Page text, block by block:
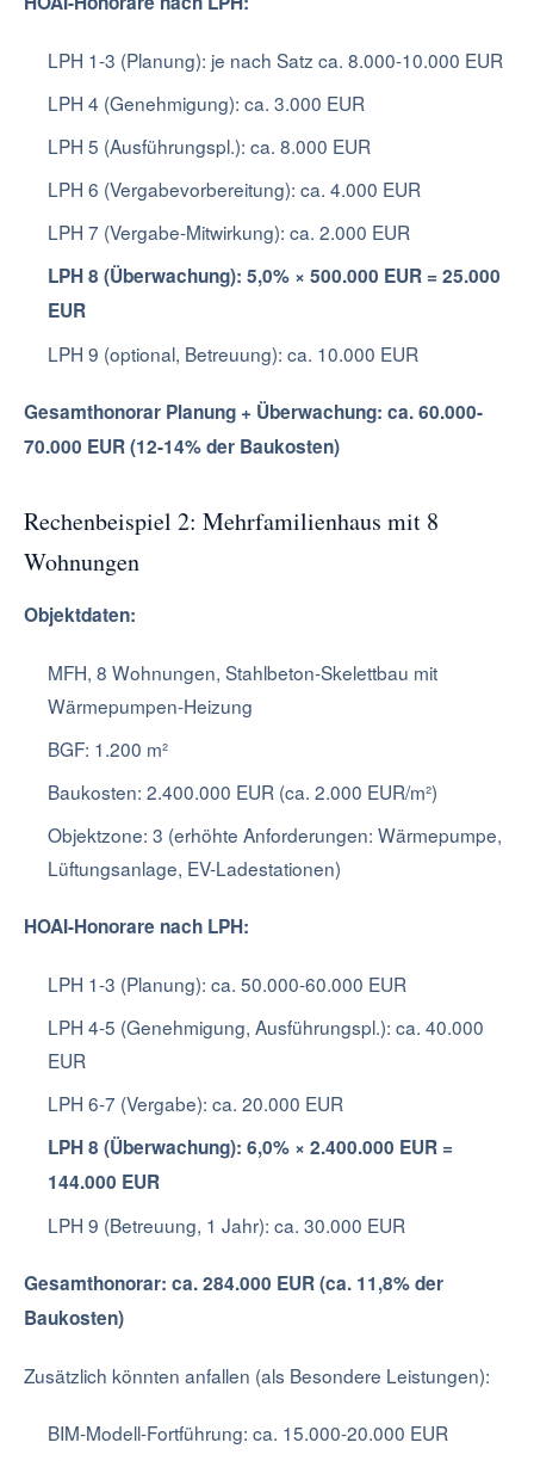
LPH 1-3 (Planung): je nach Satz ca. 8.000-10.000 EUR
LPH 4 (Genehmigung): ca. 3.000 EUR
LPH 5 (Ausführungspl.): ca. 8.000 EUR
LPH 6 (Vergabevorbereitung): ca. 4.000 EUR
LPH 7 (Vergabe-Mitwirkung): ca. 2.000 EUR
LPH 8 (Überwachung): 5,0% × 500.000 EUR = 25.000
EUR
LPH 9 (optional, Betreuung): ca. 10.000 EUR
Gesamthonorar Planung + Überwachung: ca. 60.000-
70.000 EUR (12-14% der Baukosten)
Rechenbeispiel 2: Mehrfamilienhaus mit 8
Wohnungen
Objektdaten:
MFH, 8 Wohnungen, Stahlbeton-Skelettbau mit
Wärmepumpen-Heizung
BGF: 1.200 m²
Baukosten: 2.400.000 EUR (ca. 2.000 EUR/m²)
Objektzone: 3 (erhöhte Anforderungen: Wärmepumpe,
Lüftungsanlage, EV-Ladestationen)
HOAI-Honorare nach LPH:
LPH 1-3 (Planung): ca. 50.000-60.000 EUR
LPH 4-5 (Genehmigung, Ausführungspl.): ca. 40.000
EUR
LPH 6-7 (Vergabe): ca. 20.000 EUR
LPH 8 (Überwachung): 6,0% × 2.400.000 EUR =
144.000 EUR
LPH 9 (Betreuung, 1 Jahr): ca. 30.000 EUR
Gesamthonorar: ca. 284.000 EUR (ca. 11,8% der
Baukosten)
Zusätzlich könnten anfallen (als Besondere Leistungen):
BIM-Modell-Fortführung: ca. 15.000-20.000 EUR